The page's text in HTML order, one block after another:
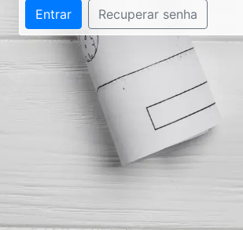
Entrar Recuperar senha